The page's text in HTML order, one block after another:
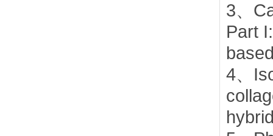
19、
20、
21、
3、
Part
4、